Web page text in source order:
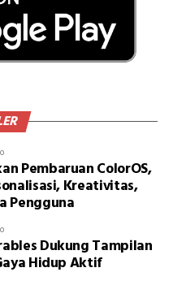
Pembaruan ColorOS,
Kreativitas,
Pengguna
Dukung Tampilan
Hidup Aktif